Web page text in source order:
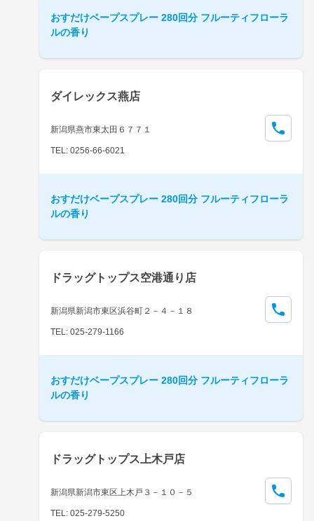
おすだけベープスプレー 280回分 フルーティフローラ
ルの香り
ダイレックス燕店
新潟県燕市東太田６７７１
TEL: 0256-66-6021
おすだけベープスプレー 280回分 フルーティフローラ
ルの香り
ドラッグトップス空港通り店
新潟県新潟市東区浜谷町２－４－１８
TEL: 025-279-1166
おすだけベープスプレー 280回分 フルーティフローラ
ルの香り
ドラッグトップス上木戸店
新潟県新潟市東区上木戸３－１０－５
TEL: 025-279-5250